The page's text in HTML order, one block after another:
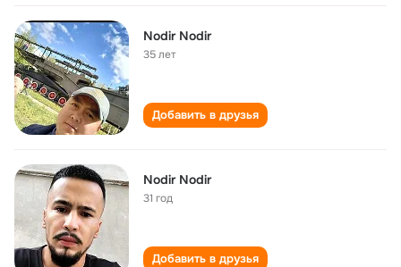
Nodir Nodir
35 лет
Добавить в друзья
Nodir Nodir
31 год
Добавить в друзья